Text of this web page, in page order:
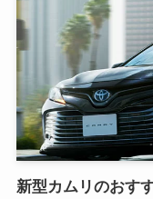
新型カムリのおす